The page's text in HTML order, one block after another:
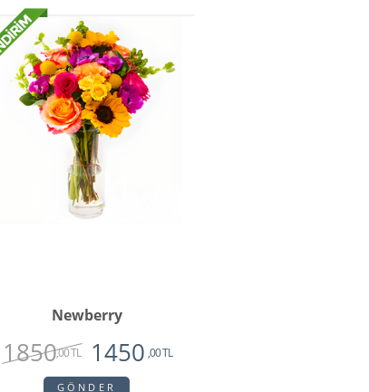
Newberry
1850,00 TL 1450 ,00 TL
GÖNDER